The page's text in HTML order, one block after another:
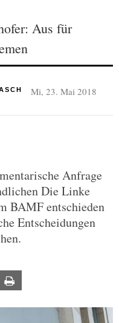
Aus für
Mi, 23. Mai 2018
Anfrage
Die Linke
BAMF entschieden
Entscheidungen